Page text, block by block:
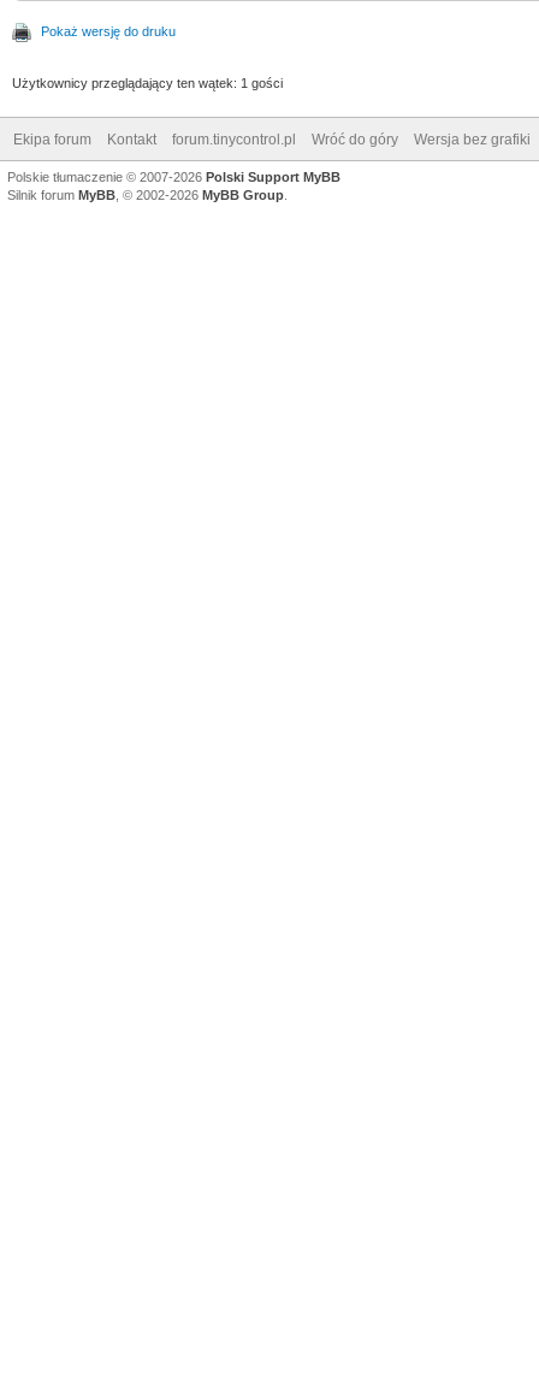
Pokaż wersję do druku
Użytkownicy przeglądający ten wątek: 1 gości
Ekipa forum Kontakt forum.tinycontrol.pl Wróć do góry Wersja bez grafiki
Polskie tłumaczenie © 2007-2026 Polski Support MyBB
Silnik forum MyBB , © 2002-2026 MyBB Group